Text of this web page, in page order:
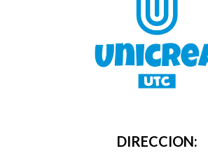
DIRECCION: